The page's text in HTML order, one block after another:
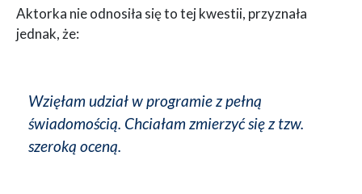
Aktorka nie odnosiła się to tej kwestii, przyznała
jednak, że:
Wzięłam udział w programie z pełną
świadomością. Chciałam zmierzyć się z tzw.
szeroką oceną.